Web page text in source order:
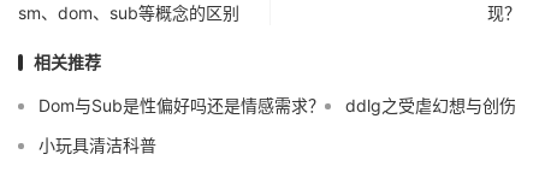
sm、dom、sub等概念的区别
现？
相关推荐
Dom与Sub是性偏好吗还是情感需求？
ddlg之受虐幻想与创伤
小玩具清洁科普